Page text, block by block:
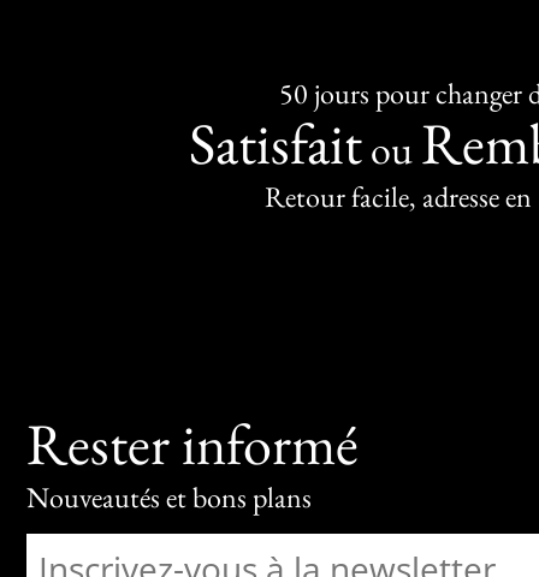
50 jours pour changer
Satisfaitou
Retour facile, adresse en
Rester informé
Nouveautés et bons plans